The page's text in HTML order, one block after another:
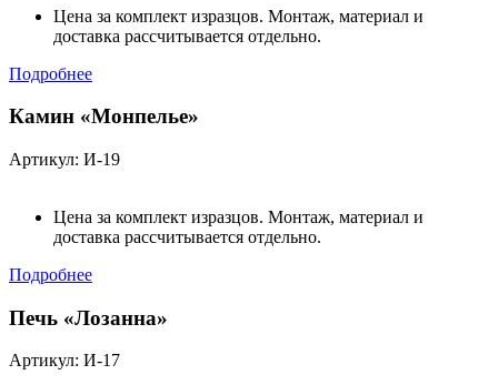
Цена за комплект изразцов. Монтаж, материал и
доставка рассчитывается отдельно.
Подробнее
Камин «Монпелье»
Артикул: И-19
Цена за комплект изразцов. Монтаж, материал и
доставка рассчитывается отдельно.
Подробнее
Печь «Лозанна»
Артикул: И-17